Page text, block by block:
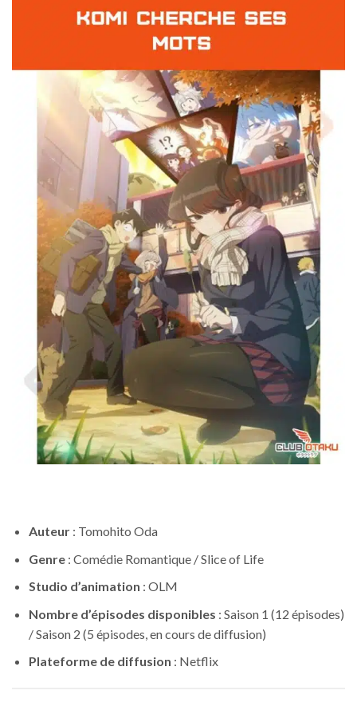
Auteur: Tomohito Oda
Genre: Comédie Romantique / Slice of Life
Studio d’animation : OLM
Nombre d’épisodes disponibles : Saison 1 (12 épisodes)
/ Saison 2 (5 épisodes, en cours de diffusion)
Plateforme de diffusion : Netflix